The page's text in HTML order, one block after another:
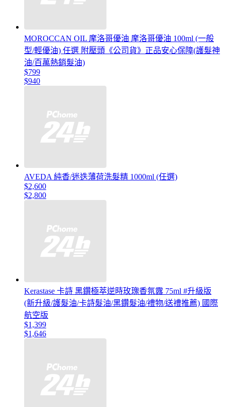
MOROCCAN OIL 摩洛哥優油 摩洛哥優油 100ml (一般
型/輕優油) 任選 附壓頭《公司貨》正品安心保障(護髮神
油/百萬熱銷髮油)
$799
$940
AVEDA 純香/迷迭薄荷洗髮精 1000ml (任選)
$2,600
$2,800
Kerastase 卡詩 黑鑽極萃逆時玫瑰香氛露 75ml #升級版
(新升級/護髮油/卡詩髮油/黑鑽髮油/禮物/送禮推薦) 國際
航空版
$1,399
$1,646